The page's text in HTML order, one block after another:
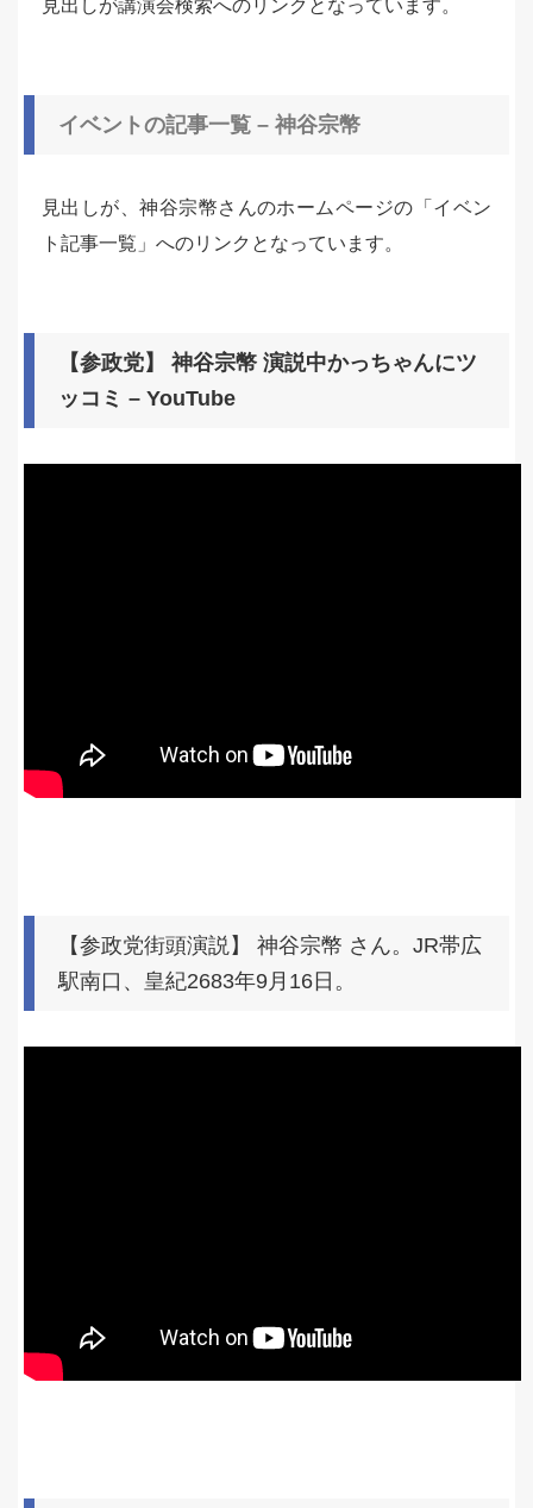
見出しが講演会検索へのリンクとなっています。
イベントの記事一覧 – 神谷宗幣
見出しが、神谷宗幣さんのホームページの「イベン
ト記事一覧」へのリンクとなっています。
【参政党】 神谷宗幣 演説中かっちゃんにツ
ッコミ – YouTube
【参政党街頭演説】 神谷宗幣 さん。JR帯広
駅南口、皇紀2683年9月16日。